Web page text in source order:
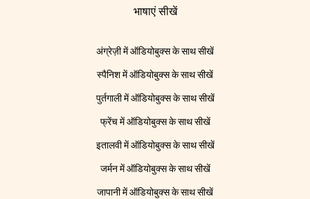
भाषाएं सीखें
अंग्रेज़ी में ऑडियोबुक्स के साथ सीखें
स्पैनिश में ऑडियोबुक्स के साथ सीखें
पुर्तगाली में ऑडियोबुक्स के साथ सीखें
फ्रेंच में ऑडियोबुक्स के साथ सीखें
इतालवी में ऑडियोबुक्स के साथ सीखें
जर्मन में ऑडियोबुक्स के साथ सीखें
जापानी में ऑडियोबुक्स के साथ सीखें